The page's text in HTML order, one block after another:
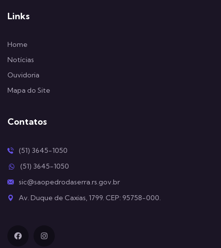
Links
Home
Notícias
Ouvidoria
Mapa do Site
Contatos
(51) 3645-1050
(51) 3645-1050
sic@saopedrodaserra.rs.gov.br
Av. Duque de Caxias, 1799. CEP: 95758-000.